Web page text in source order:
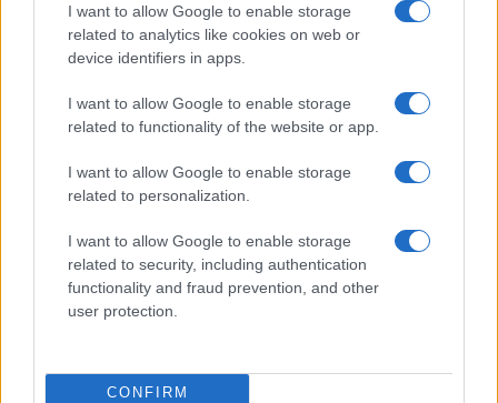
I want to allow Google to enable storage
related to analytics like cookies on web or
device identifiers in apps.
I want to allow Google to enable storage
related to functionality of the website or app.
I want to allow Google to enable storage
related to personalization.
I want to allow Google to enable storage
related to security, including authentication
functionality and fraud prevention, and other
user protection.
CONFIRM
(EPOCH)
(STINJ)
Vested XOR
(VXOR)
$3,407.11
$0.022